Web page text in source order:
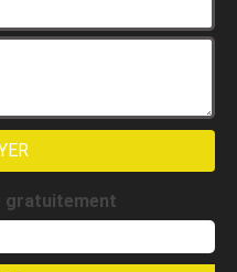
gratuitement